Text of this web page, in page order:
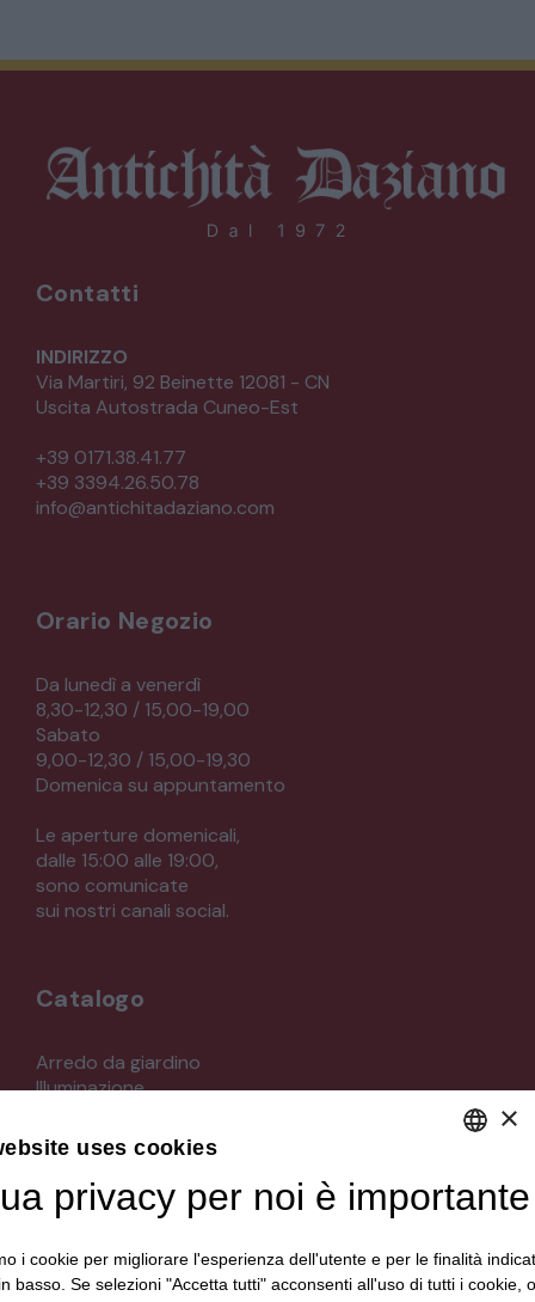
Contatti
INDIRIZZO
Via Martiri, 92 Beinette 12081 - CN
Uscita Autostrada Cuneo-Est
+39 0171.38.41.77
+39 3394.26.50.78
info@antichitadaziano.com
Orario Negozio
Da lunedì a venerdì
8,30-12,30 / 15,00-19,00
Sabato
9,00-12,30 / 15,00-19,30
Domenica su appuntamento
Le aperture domenicali,
dalle 15:00 alle 19:00,
sono comunicate
sui nostri canali social.
Catalogo
Arredo da giardino
Illuminazione
Mobili
Oggettistica
Orologeria
Quadri stampe
Strumenti musicali e accessori
Tappeti e tessuti
DEFAULT LANGUAGE
ITALIAN
×
uses cookies
privacy per noi è importante
i cookie per migliorare l'esperienza dell'utente e per le finalità
basso. Se selezioni "Accetta tutti" acconsenti all'uso di tutti i cookie,